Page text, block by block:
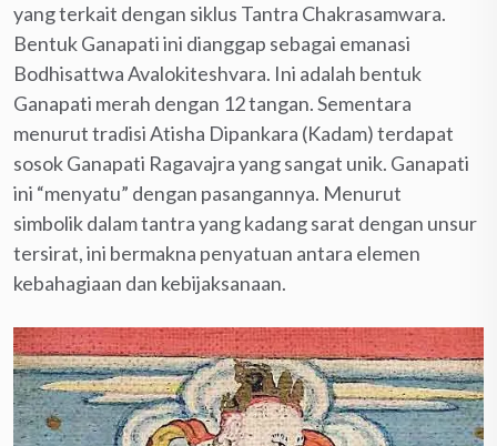
yang terkait dengan siklus Tantra Chakrasamwara.
Bentuk Ganapati ini dianggap sebagai emanasi
Bodhisattwa Avalokiteshvara. Ini adalah bentuk
Ganapati merah dengan 12 tangan. Sementara
menurut tradisi Atisha Dipankara (Kadam) terdapat
sosok Ganapati Ragavajra yang sangat unik. Ganapati
ini “menyatu” dengan pasangannya. Menurut
simbolik dalam tantra yang kadang sarat dengan unsur
tersirat, ini bermakna penyatuan antara elemen
kebahagiaan dan kebijaksanaan.